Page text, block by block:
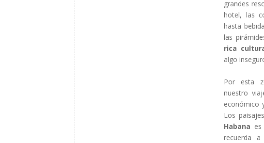
grandes
hotel, las
hasta
las
rica
algo
Por esta
nuestro
económico
Los
Habana
recuerda a